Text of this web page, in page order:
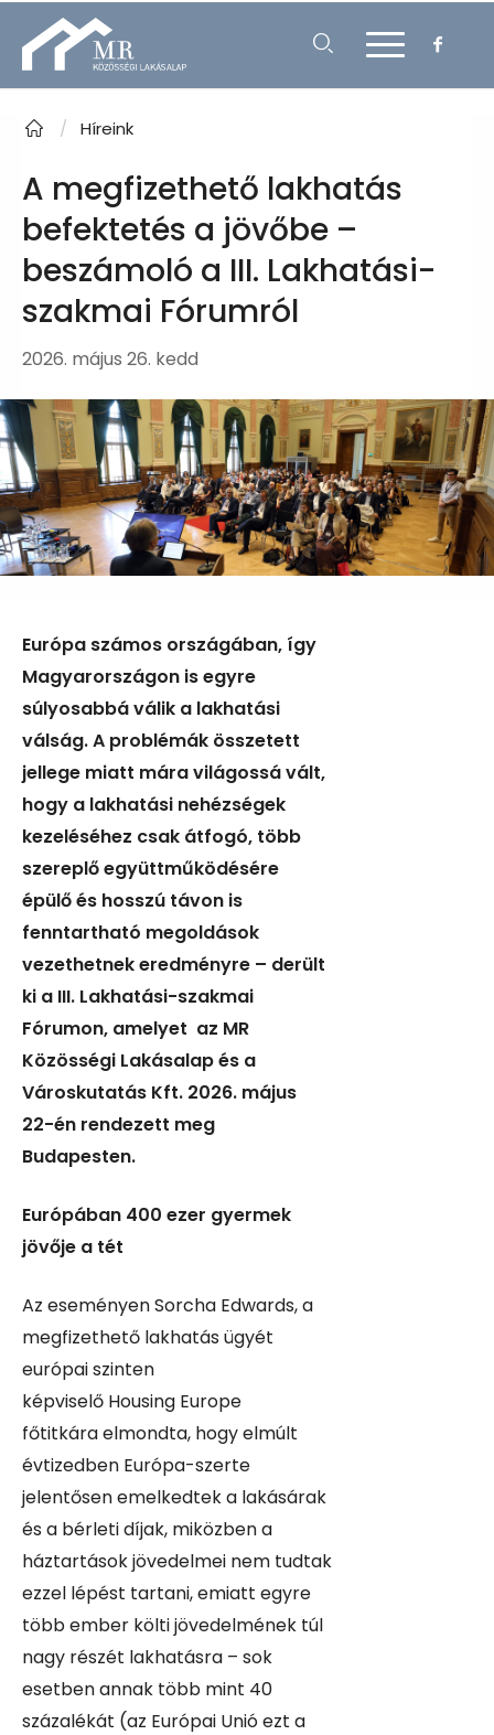
/ Híreink
A megfizethető lakhatás
befektetés a jövőbe –
beszámoló a III. Lakhatási-
szakmai Fórumról
2026. május 26. kedd
Európa számos országában, így
Magyarországon is egyre
súlyosabbá válik a lakhatási
válság. A problémák összetett
jellege miatt mára világossá vált,
hogy a lakhatási nehézségek
kezeléséhez csak átfogó, több
szereplő együttműködésére
épülő és hosszú távon is
fenntartható megoldások
vezethetnek eredményre – derült
ki a III. Lakhatási-szakmai
Fórumon, amelyet az MR
Közösségi Lakásalap és a
Városkutatás Kft. 2026. május
22-én rendezett meg
Budapesten.
Európában 400 ezer gyermek
jövője a tét
Az eseményen Sorcha Edwards,a
megfizethető lakhatás ügyét
európai szinten
képviselő Housing Europe
főtitkáraelmondta, hogy elmúlt
évtizedben Európa-szerte
jelentősen emelkedtek a lakásárak
és a bérleti díjak, miközben a
háztartások jövedelmei nem tudtak
ezzel lépést tartani, emiatt egyre
több ember költi jövedelmének túl
nagy részét lakhatásra – sok
esetben annak több mint 40
százalékát (az Európai Unió ezt a